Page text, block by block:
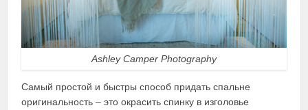
Ashley Camper Photography
Самый простой и быстры способ придать спальне
оригинальность – это окрасить спинку в изголовье